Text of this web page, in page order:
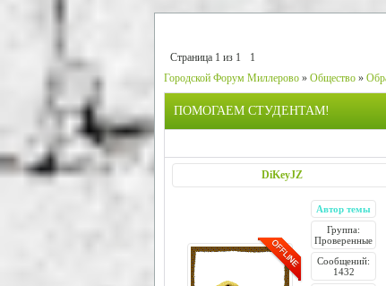
Страница 1 из 1
1
Городской Форум Миллерово » Общество »
ПОМОГАЕМ СТУДЕНТАМ!
DiKeyJZ
Автор темы
Группа:
Проверенные
Сообщений:
1432